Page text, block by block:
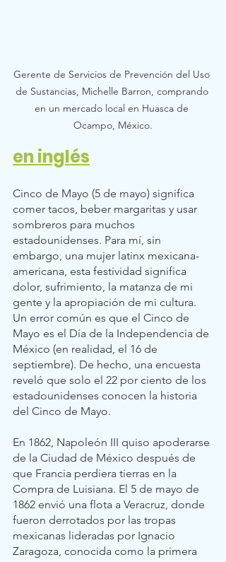
Gerente de Servicios de Prevención del Uso
de Sustancias, Michelle Barron, comprando
en un mercado local en Huasca de
Ocampo, México.
en inglés
Cinco de Mayo (5 de mayo) significa
comer tacos, beber margaritas y usar
sombreros para muchos
estadounidenses. Para mí, sin
embargo, una mujer latinx mexicana-
americana, esta festividad significa
dolor, sufrimiento, la matanza de mi
gente y la apropiación de mi cultura.
Un error común es que el Cinco de
Mayo es el Día de la Independencia de
México (en realidad, el 16 de
septiembre). De hecho, una encuesta
reveló que solo el 22 por ciento de los
estadounidenses conocen la historia
del Cinco de Mayo.
En 1862, Napoleón III quiso apoderarse
de la Ciudad de México después de
que Francia perdiera tierras en la
Compra de Luisiana. El 5 de mayo de
1862 envió una flota a Veracruz, donde
fueron derrotados por las tropas
mexicanas lideradas por Ignacio
Zaragoza, conocida como la primera